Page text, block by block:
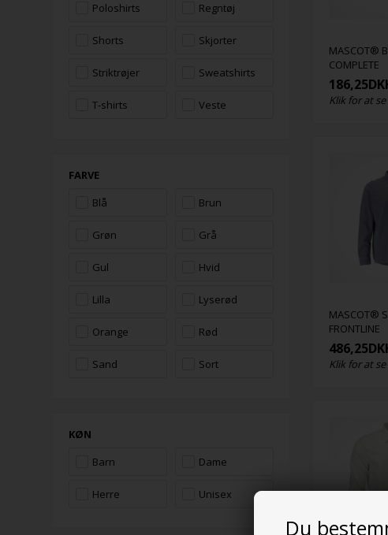
Du
Poloshirts Regntøj
Shorts Skjorter
Striktrøjer Sweatshirts
T-shirts Veste
FARVE
Blå
Brun
Grøn Grå
Gul Hvid
Lilla Lyserød
Orange Rød
Sand Sort
KØN
Barn
Dame
Herre Unisex
MASCOT®
COMPLETE
186,25
Klik for at
MASCOT®
FRONTLINE
486,25
Klik for at